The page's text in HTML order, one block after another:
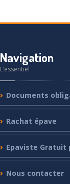
Navigation
L’essentiel
Documents
Rachat épave
Epaviste Gratuit
Nous contacter